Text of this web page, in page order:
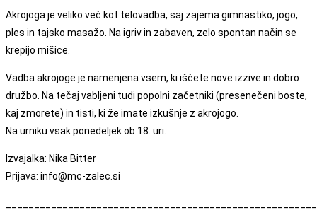
Akrojoga je veliko več kot telovadba, saj zajema gimnastiko, jogo,
ples in tajsko masažo. Na igriv in zabaven, zelo spontan način se
krepijo mišice.
Vadba akrojoge je namenjena vsem, ki iščete nove izzive in dobro
družbo. Na tečaj vabljeni tudi popolni začetniki (presenečeni boste,
kaj zmorete) in tisti, ki že imate izkušnje z akrojogo.
Na urniku vsak ponedeljek ob 18. uri.
Izvajalka: Nika Bitter
Prijava: info@mc-zalec.si